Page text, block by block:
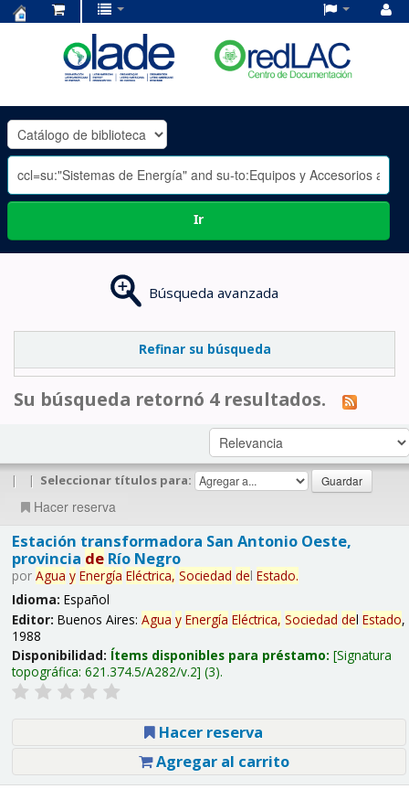
OLADE
-
Ir
Búsqueda avanzada
Refinar su búsqueda
Su búsqueda retornó 4 resultados.
| | Seleccionar títulos para:
Hacer reserva
Estación transformadora San Antonio Oeste,
provincia deRío Negro
por Agua y Energía Eléctrica, Sociedad del Estado.
Idioma: Español
Editor: Buenos Aires: Agua y Energía Eléctrica, Sociedad del Estado,
1988
Disponibilidad: Ítems disponibles para préstamo: Signatura
topográfica: 621.374.5/A282/v.2 (3).
Hacer reserva
Agregar al carrito